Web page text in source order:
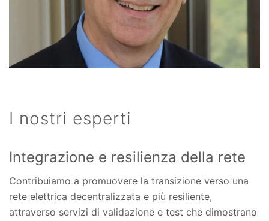
I nostri esperti
Integrazione e resilienza della rete
Contribuiamo a promuovere la transizione verso una
rete elettrica decentralizzata e più resiliente,
attraverso servizi di validazione e test che dimostrano